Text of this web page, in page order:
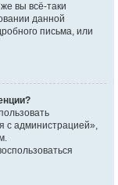
вы всё-таки
данной
письма, или
с администрацией»,